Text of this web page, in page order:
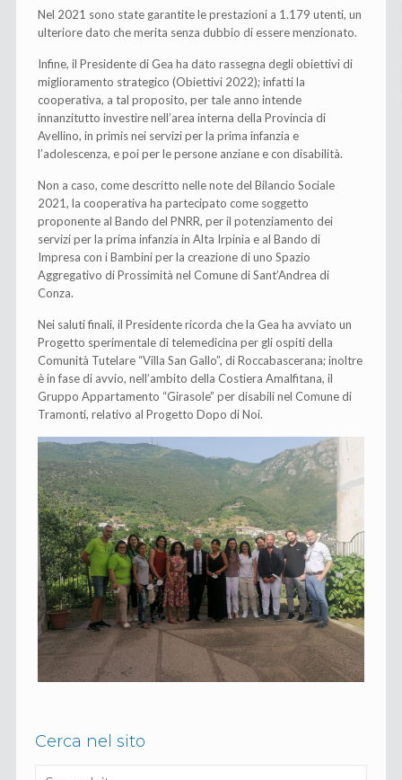
Nel 2021 sono state garantite le prestazioni a 1.179 utenti, un
ulteriore dato che merita senza dubbio di essere menzionato.
Infine, il Presidente di Gea ha dato rassegna degli obiettivi di
miglioramento strategico (Obiettivi 2022); infatti la
cooperativa, a tal proposito, per tale anno intende
innanzitutto investire nell’area interna della Provincia di
Avellino, in primis nei servizi per la prima infanzia e
l’adolescenza, e poi per le persone anziane e con disabilità.
Non a caso, come descritto nelle note del Bilancio Sociale
2021, la cooperativa ha partecipato come soggetto
proponente al Bando del PNRR, per il potenziamento dei
servizi per la prima infanzia in Alta Irpinia e al Bando di
Impresa con i Bambini per la creazione di uno Spazio
Aggregativo di Prossimità nel Comune di Sant’Andrea di
Conza.
Nei saluti finali, il Presidente ricorda che la Gea ha avviato un
Progetto sperimentale di telemedicina per gli ospiti della
Comunità Tutelare “Villa San Gallo”, di Roccabascerana; inoltre
è in fase di avvio, nell’ambito della Costiera Amalfitana, il
Gruppo Appartamento “Girasole” per disabili nel Comune di
Tramonti, relativo al Progetto Dopo di Noi.
Cerca nel sito